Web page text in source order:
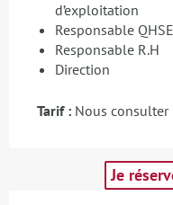
d’exploitation
Responsable QHSE
Responsable R.H
Direction
Tarif : Nous consulter
Je